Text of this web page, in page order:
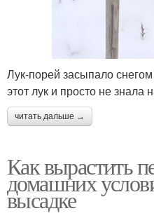
Лук-порей засыпало
этот лук и просто не знала
читать дальше →
Как вырастить
домашних
высадке